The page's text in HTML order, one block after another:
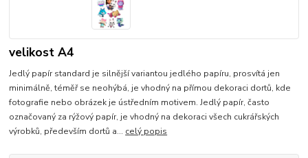
velikost A4
Jedlý papír standard je silnější variantou jedlého papíru, prosvítá jen
minimálně, téměř se neohýbá, je vhodný na přímou dekoraci dortů, kde
fotografie nebo obrázek je ústředním motivem. Jedlý papír, často
označovaný za rýžový papír, je vhodný na dekoraci všech cukrářských
výrobků, především dortů a... celý popis